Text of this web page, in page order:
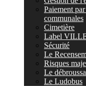
Paiement
communales
Cimetière
Label
Sécurité
Le
Risques
Le
Le Ludobus